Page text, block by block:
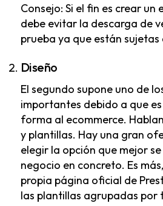
Consejo: Si el fin es crear un
debe evitar la descarga de
prueba ya que están
Diseño
El segundo supone uno de
importantes debido a que
forma al ecommerce.
y plantillas. Hay una gran
elegir la opción que mejor
negocio en concreto. Es
propia página oficial de
las plantillas agrupadas por